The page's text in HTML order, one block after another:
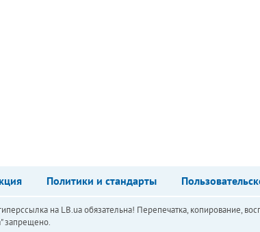
Политики и стандарты
на LB.ua обязательна! Перепечатка, копирование,
запрещено.